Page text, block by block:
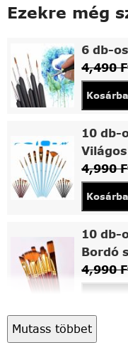
Ezekre még
6 db-
4,490
Kosárba
10 db-
4,990
Kosárba
10 db-
Bordó
4,990
Asztali
Mutass többet